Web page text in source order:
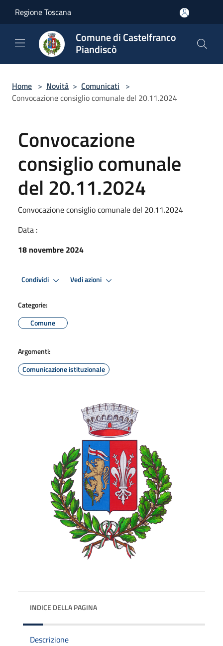
Regione Toscana
Comune di Castelfranco
Piandiscò
Home > Novità > Comunicati >
Convocazione consiglio comunale del 20.11.2024
Convocazione
consiglio comunale
del 20.11.2024
Convocazione consiglio comunale del 20.11.2024
Data :
18 novembre 2024
Condividi Vedi azioni
Categorie:
Comune
Argomenti:
Comunicazione istituzionale
INDICE DELLA PAGINA
Descrizione